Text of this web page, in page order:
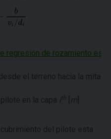
regresión de rozamiento
el terreno hacia la mitad
en la capa ith m
del pilote esta